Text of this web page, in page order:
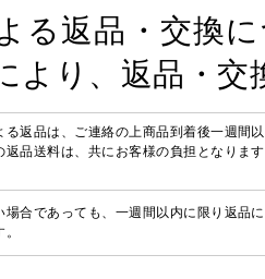
る返品・交換
より、返品・
る返品は、ご連絡の上商品到着後一週間
返品送料は、共にお客様の負担となりま
場合であっても、一週間以内に限り返品